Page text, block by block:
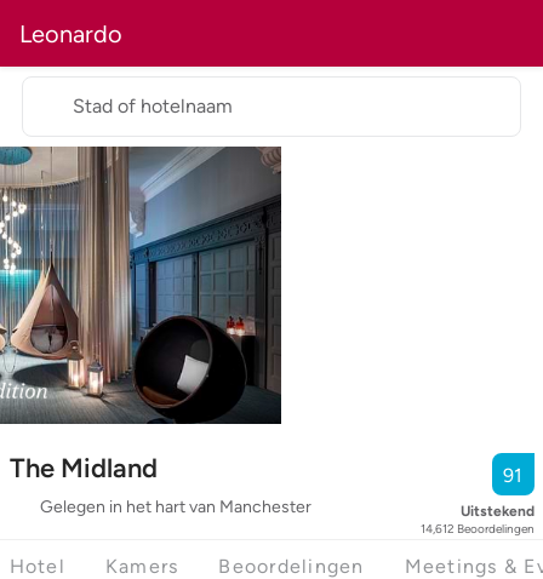
Leonardo
The Midland
Gelegen in het hart van Manchester
91
Uitstekend
14,612 Beoordelingen
Stad of hotelnaam
Hotel Kamers Beoordelingen Meetings &